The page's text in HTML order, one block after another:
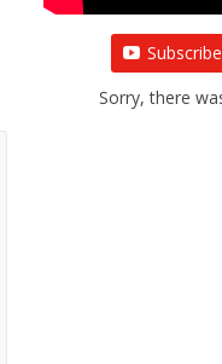
Sorry, there